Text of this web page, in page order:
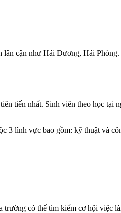
cận như Hải Dương, Hải
tiến nhất. Sinh viên theo học tại
3 lĩnh vực bao gồm: kỹ thuật và
có thể tìm kiếm cơ hội việc